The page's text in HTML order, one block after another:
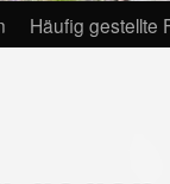
Häufig gestellte